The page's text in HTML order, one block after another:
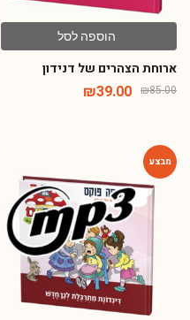
הוספה לסל
ארוחת הצהרים של דנידון
₪85.00
₪39.00